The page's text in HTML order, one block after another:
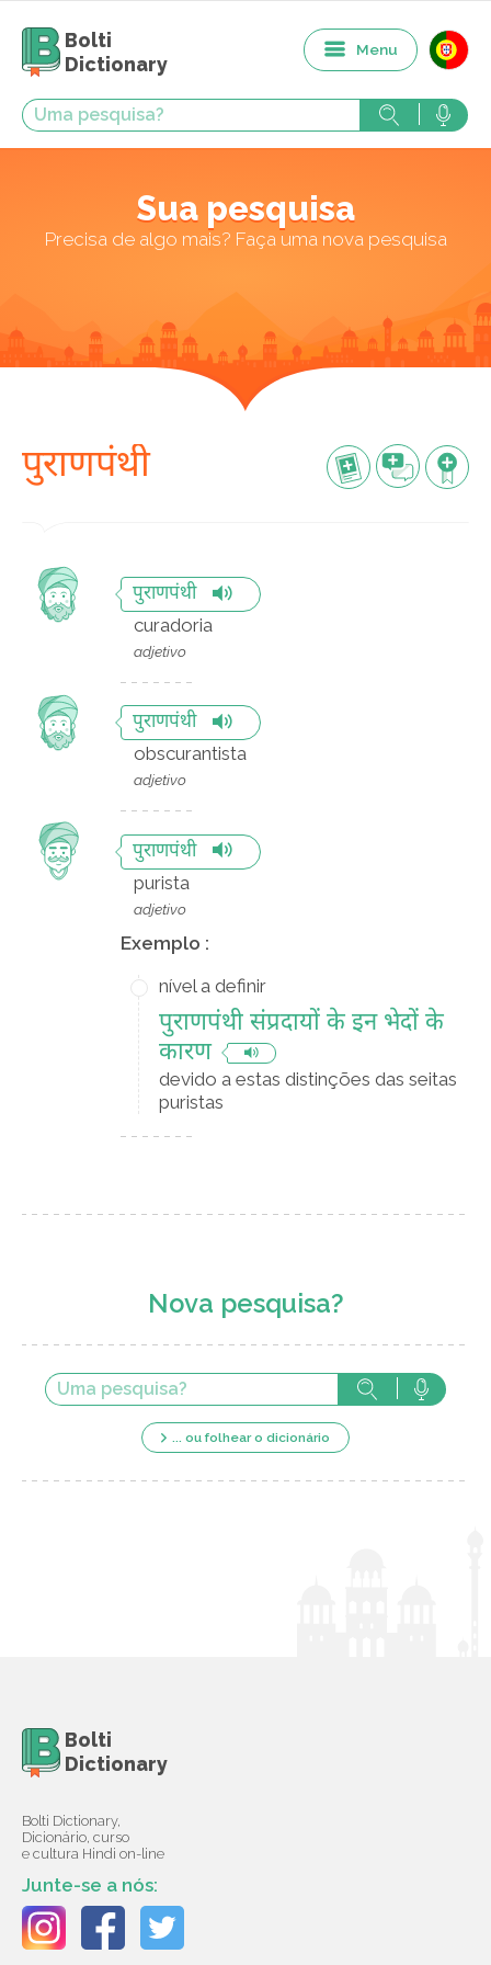
Bolti
Dictionary
Menu
Sua pesquisa
Precisa de algo mais? Faça uma nova pesquisa
पुराणपंथी
पुराणपंथी
curadoria
adjetivo
पुराणपंथी
obscurantista
adjetivo
पुराणपंथी
purista
adjetivo
Exemplo :
nível a definir
पुराणपंथी संप्रदायों के इन भेदों के
कारण
devido a estas distinções das seitas
puristas
Nova pesquisa?
... ou folhear o dicionário
Bolti
Dictionary
Bolti Dictionary,
Dicionário, curso
e cultura Hindi on-line
Junte-se a nós: